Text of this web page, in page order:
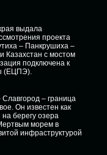
выдала
проекта
– Панкрушиха –
Казахстан с мостом
подключена к
(ЕЦПЭ).
– граница
Он известен как
берегу озера
морем в
инфраструктурой